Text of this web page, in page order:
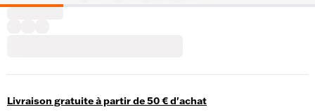
Livraison gratuite à partir de 50 € d'achat